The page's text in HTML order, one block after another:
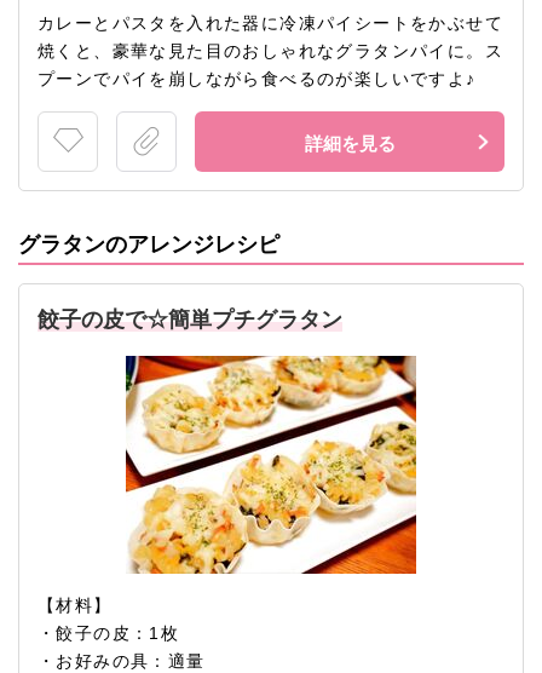
カレーとパスタを入れた器に冷凍パイシートをかぶせて
焼くと、豪華な見た目のおしゃれなグラタンパイに。ス
プーンでパイを崩しながら食べるのが楽しいですよ♪
詳細を見る
グラタンのアレンジレシピ
餃子の皮で☆簡単プチグラタン
【材料】
・餃子の皮：1枚
・お好みの具：適量